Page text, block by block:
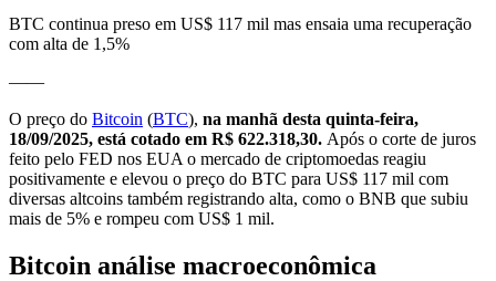
BTC continua preso em US$ 117 mil mas ensaia uma recuperação
com alta de 1,5%
——
O preço do Bitcoin (BTC), na manhã desta quinta-feira,
18/09/2025, está cotado em R$ 622.318,30. Após o corte de juros
feito pelo FED nos EUA o mercado de criptomoedas reagiu
positivamente e elevou o preço do BTC para US$ 117 mil com
diversas altcoins também registrando alta, como o BNB que subiu
mais de 5% e rompeu com US$ 1 mil.
Bitcoin análise macroeconômica